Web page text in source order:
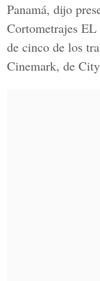
Panamá, dijo
Cortometrajes
de cinco de los
Cinemark, de